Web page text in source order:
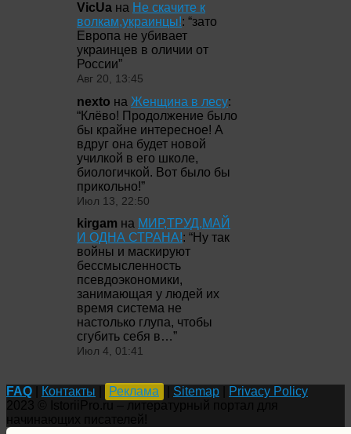
VicUa на Не скачите к
волкам,украинцы!: “зато
Европа не убивает
украинцев в оличии от
России”
Авг 20, 13:45
nexto на Женщина в лесу:
“Клёво! Продолжение было
бы крайне интересное! А
вдруг она будет новой
училкой в его школе,
биологичкой. Вот было бы
прикольно!”
Июл 13, 22:50
kirgam на МИР,ТРУД,МАЙ
И ОДНА СТРАНА!: “Ну так
войны и маскируют
бессмысленность
псевдоэкономики,
занимающая у людей их
время система не
настолько глупа, чтобы
сгубить себя в…”
Июл 4, 01:41
FAQ Контакты Реклама Sitemap
Privacy Policy